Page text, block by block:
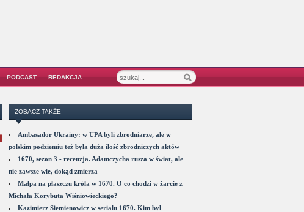
PODCAST REDAKCJA
ZOBACZ TAKŻE
Ambasador Ukrainy: w UPA byli zbrodniarze, ale w
polskim podziemiu też była duża ilość zbrodniczych aktów
1670, sezon 3 - recenzja. Adamczycha rusza w świat, ale
nie zawsze wie, dokąd zmierza
Małpa na płaszczu króla w 1670. O co chodzi w żarcie z
Michała Korybuta Wiśniowieckiego?
Kazimierz Siemienowicz w serialu 1670. Kim był